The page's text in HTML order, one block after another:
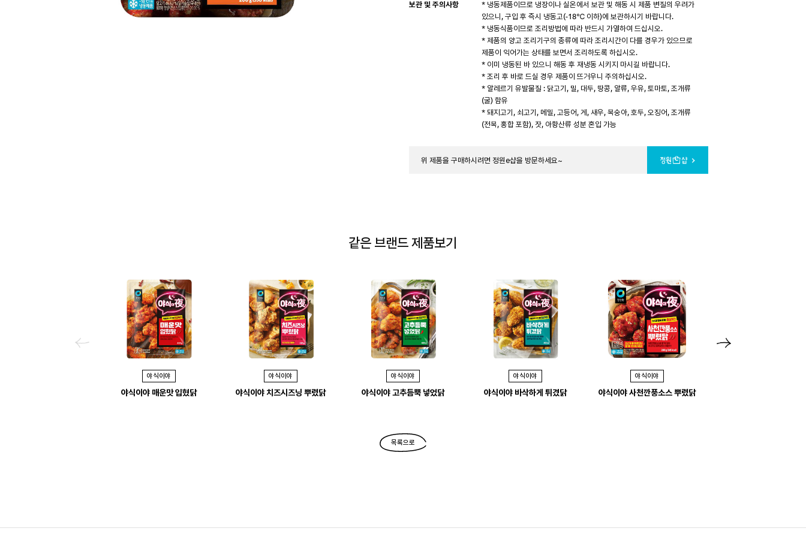
보관 및 주의사항
* 냉동제품이므로 냉장이나 실온에서 보관 및 해동 시 제품 변질의 우려가
있으니, 구입 후 즉시 냉동고(-18℃ 이하)에 보관하시기 바랍니다.
* 냉동식품이므로 조리방법에 따라 반드시 가열하여 드십시오.
* 제품의 양고 조리기구의 종류에 따라 조리시간이 다를 경우가 있으므로
제품이 익어가는 상태를 보면서 조리하도록 하십시오.
* 이미 냉동된 바 있으니 해동 후 재냉동 시키지 마시길 바랍니다.
* 조리 후 바로 드실 경우 제품이 뜨거우니 주의하십시오.
* 알레르기 유발물질 : 닭고기, 밀, 대두, 땅콩, 알류, 우유, 토마토, 조개류
(굴) 함유
* 돼지고기, 쇠고기, 메밀, 고등어, 게, 새우, 복숭아, 호두, 오징어, 조개류
(전복, 홍합 포함), 잣, 아황산류 성분 혼입 가능
위 제품을 구매하시려면 정원e샵을 방문하세요~
같은 브랜드 제품보기
야식이야
야식이야 매운맛 입혔닭
야식이야
야식이야 치즈시즈닝 뿌렸닭
야식이야
야식이야 고추듬뿍 넣었닭
야식이야
야식이야 바삭하게 튀겼닭
야식이야
야식이야 사천깐풍소스 뿌렸닭
P
N
목록으로